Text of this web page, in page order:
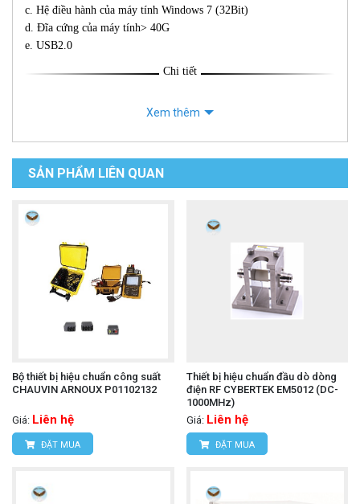
c. Hệ điều hành của máy tính Windows 7 (32Bit)
d. Đĩa cứng của máy tính> 40G
e. USB2.0
Chi tiết
Xem thêm
SẢN PHẨM LIÊN QUAN
Bộ thiết bị hiệu chuẩn công suất
CHAUVIN ARNOUX P01102132
Giá: Liên hệ
ĐẶT MUA
Thiết bị hiệu chuẩn đầu dò dòng
điện RF CYBERTEK EM5012 (DC-
1000MHz)
Giá: Liên hệ
ĐẶT MUA